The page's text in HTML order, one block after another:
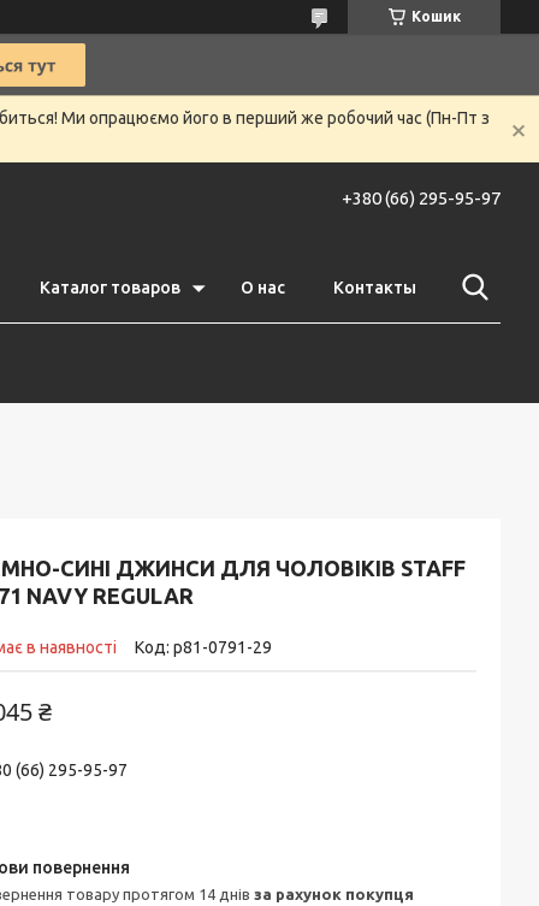
Кошик
Ми опрацюємо його в перший же робочий час (Пн-Пт з
+380 (66) 295-95-97
Каталог товаров О нас Контакты
СИНІ ДЖИНСИ ДЛЯ ЧОЛОВІКІВ STAFF
NAVY REGULAR
в наявності Код: p81-0791-29
₴
(66) 295-95-97
товару протягом 14 днів за рахунок покупця